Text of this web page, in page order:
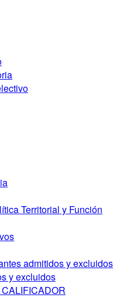
Territorial y Función
admitidos y excluidos
y excluidos